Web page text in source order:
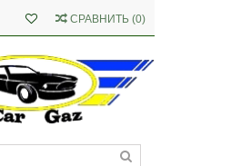
СРАВНИТЬ (0)